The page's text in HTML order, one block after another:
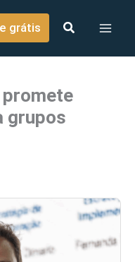
grátis
promete
grupos